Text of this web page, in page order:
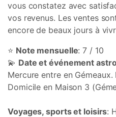
vous constatez avec
vos revenus. Les ventes
encore de beaux jours à
⭐ Note mensuelle: 7 / 10
💫 Date et événement
Mercure entre en
Domicile en Maison 3
Voyages, sports et loisirs: